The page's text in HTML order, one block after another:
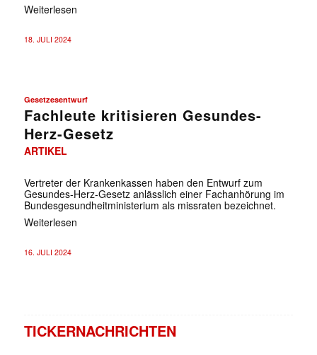
Weiterlesen
18. JULI 2024
Gesetzesentwurf
Fachleute kritisieren Gesundes-
Herz-Gesetz
ARTIKEL
Vertreter der Krankenkassen haben den Entwurf zum
Gesundes-Herz-Gesetz anlässlich einer Fachanhörung im
Bundesgesundheitministerium als missraten bezeichnet.
Weiterlesen
16. JULI 2024
TICKERNACHRICHTEN